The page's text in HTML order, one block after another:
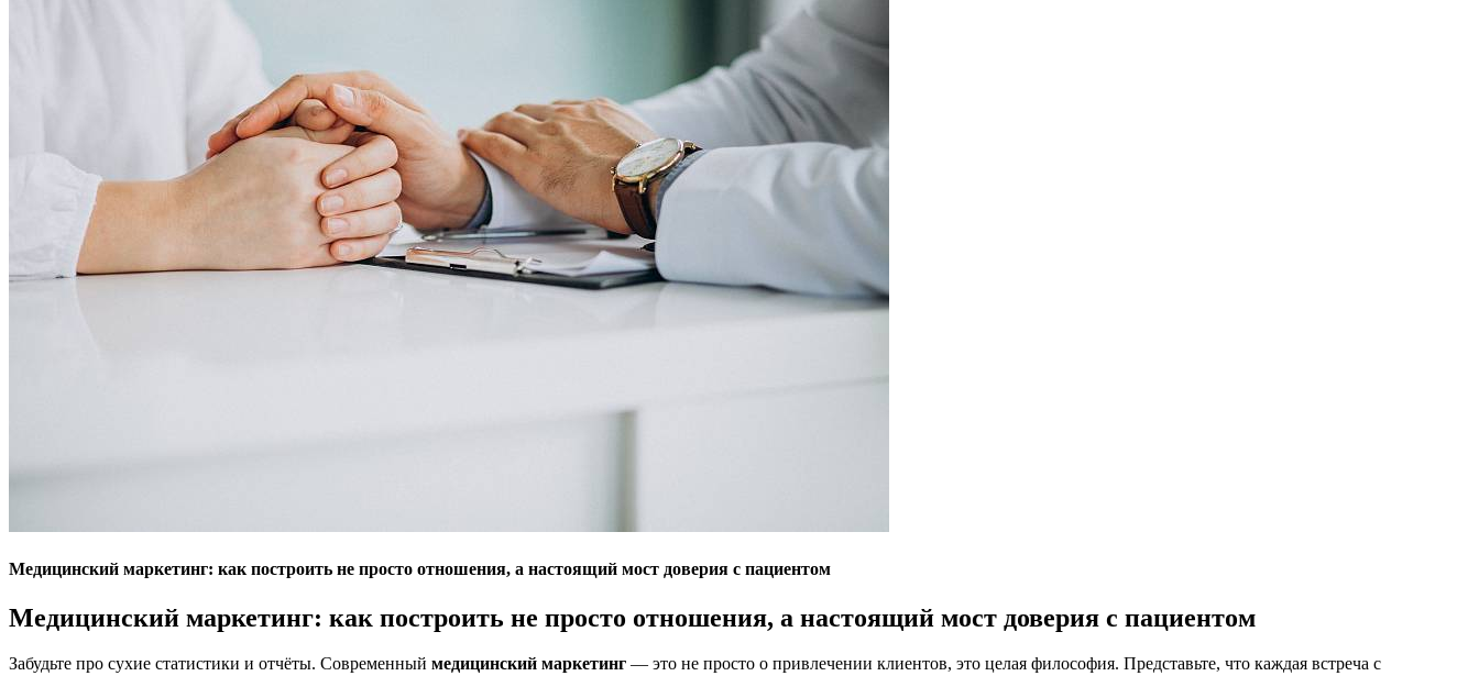
Медицинский маркетинг: как построить не просто отношения, а настоящий мост доверия с пациентом
Медицинский маркетинг: как построить не просто отношения, а настоящий мост доверия с пациентом
Забудьте про сухие статистики и отчёты. Современный медицинский маркетинг — это не просто о привлечении клиентов, это целая философия. Представьте, что каждая встреча с